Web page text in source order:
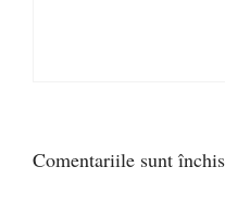
Comentariile sunt